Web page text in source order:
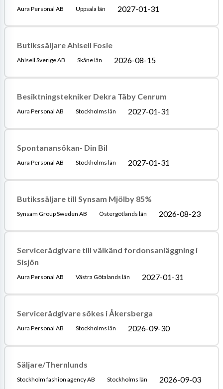
Aura Personal AB Uppsala län 2027-01-31
Butikssäljare Ahlsell Fosie
Ahlsell Sverige AB Skåne län 2026-08-15
Besiktningstekniker Dekra Täby Cenrum
Aura Personal AB Stockholms län 2027-01-31
Spontanansökan- Din Bil
Aura Personal AB Stockholms län 2027-01-31
Butikssäljare till Synsam Mjölby 85%
Synsam Group Sweden AB Östergötlands län 2026-08-23
Servicerådgivare till välkänd fordonsanläggning i
Sisjön
Aura Personal AB Västra Götalands län 2027-01-31
Servicerådgivare sökes i Åkersberga
Aura Personal AB Stockholms län 2026-09-30
Säljare/Thernlunds
Stockholm fashion agency AB Stockholms län 2026-09-03